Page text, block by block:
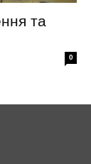
та
0